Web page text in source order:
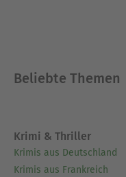
Beliebte Themen
Krimi & Thriller
Krimis aus Deutschland
Krimis aus Frankreich